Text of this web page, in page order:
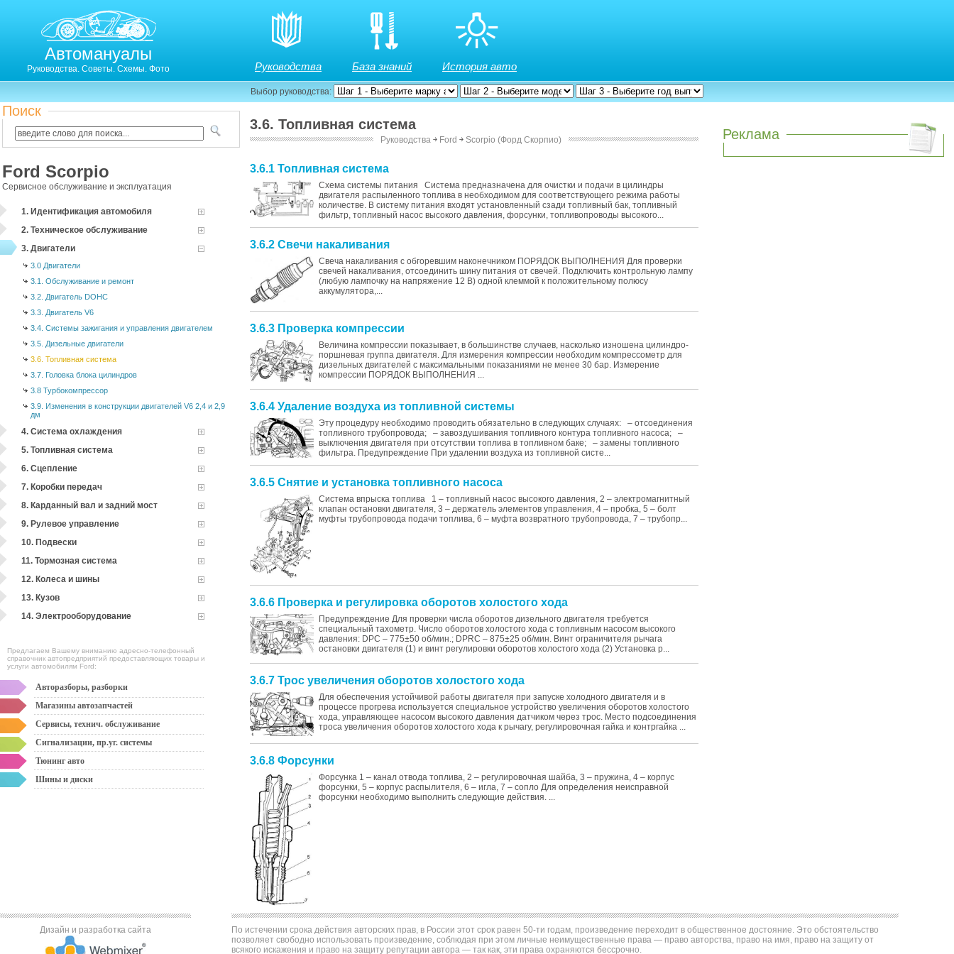
Автомануалы
Руководства. Советы. Схемы. Фото Руководства База знаний История авто
Выбор руководства:
Поиск
Ford Scorpio
Сервисное обслуживание и эксплуатация
1. Идентификация автомобиля
2. Техническое обслуживание
3. Двигатели
3.0 Двигатели
3.1. Обслуживание и ремонт
3.2. Двигатель DOHC
3.3. Двигатель V6
3.4. Системы зажигания и управления двигателем
3.5. Дизельные двигатели
3.6. Топливная система
3.7. Головка блока цилиндров
3.8 Турбокомпрессор
3.9. Изменения в конструкции двигателей V6 2,4 и 2,9
дм
4. Система охлаждения
5. Топливная система
6. Сцепление
7. Коробки передач
8. Карданный вал и задний мост
9. Рулевое управление
10. Подвески
11. Тормозная система
12. Колеса и шины
13. Кузов
14. Электрооборудование
Предлагаем Вашему вниманию адресно-телефонный
справочник автопредприятий предоставляющих товары и
услуги автомобилям Ford:
Авторазборы, разборки
Магазины автозапчастей
Сервисы, технич. обслуживание
Сигнализации, пр.уг. системы
Тюнинг авто
Шины и диски
3.6. Топливная система
Руководства ￫ Ford ￫ Scorpio (Форд Скорпио)
3.6.1 Топливная система
Схема системы питания Система предназначена для очистки и подачи в цилиндры
двигателя распыленного топлива в необходимом для соответствующего режима работы
количестве. В систему питания входят установленный сзади топливный бак, топливный
фильтр, топливный насос высокого давления, форсунки, топливопроводы высокого...
3.6.2 Свечи накаливания
Свеча накаливания с обгоревшим наконечником ПОРЯДОК ВЫПОЛНЕНИЯ Для проверки
свечей накаливания, отсоединить шину питания от свечей. Подключить контрольную лампу
(любую лампочку на напряжение 12 В) одной клеммой к положительному полюсу
аккумулятора,...
3.6.3 Проверка компрессии
Величина компрессии показывает, в большинстве случаев, насколько изношена цилиндро-
поршневая группа двигателя. Для измерения компрессии необходим компрессометр для
дизельных двигателей с максимальными показаниями не менее 30 бар. Измерение
компрессии ПОРЯДОК ВЫПОЛНЕНИЯ ...
3.6.4 Удаление воздуха из топливной системы
Эту процедуру необходимо проводить обязательно в следующих случаях: – отсоединения
топливного трубопровода; – завоздушивания топливного контура топливного насоса; –
выключения двигателя при отсутствии топлива в топливном баке; – замены топливного
фильтра. Предупреждение При удалении воздуха из топливной систе...
3.6.5 Снятие и установка топливного насоса
Система впрыска топлива 1 – топливный насос высокого давления, 2 – электромагнитный
клапан остановки двигателя, 3 – держатель элементов управления, 4 – пробка, 5 – болт
муфты трубопровода подачи топлива, 6 – муфта возвратного трубопровода, 7 – трубопр...
3.6.6 Проверка и регулировка оборотов холостого хода
Предупреждение Для проверки числа оборотов дизельного двигателя требуется
специальный тахометр. Число оборотов холостого хода с топливным насосом высокого
давления: DPC – 775±50 об/мин.; DPRC – 875±25 об/мин. Винт ограничителя рычага
остановки двигателя (1) и винт регулировки оборотов холостого хода (2) Установка р...
3.6.7 Трос увеличения оборотов холостого хода
Для обеспечения устойчивой работы двигателя при запуске холодного двигателя и в
процессе прогрева используется специальное устройство увеличения оборотов холостого
хода, управляющее насосом высокого давления датчиком через трос. Место подсоединения
троса увеличения оборотов холостого хода к рычагу, регулировочная гайка и контргайка ...
3.6.8 Форсунки
Форсунка 1 – канал отвода топлива, 2 – регулировочная шайба, 3 – пружина, 4 – корпус
форсунки, 5 – корпус распылителя, 6 – игла, 7 – сопло Для определения неисправной
форсунки необходимо выполнить следующие действия. ...
Реклама
Дизайн и разработка сайта
По истечении срока действия авторских прав, в России этот срок равен 50-ти годам, произведение переходит в общественное достояние. Это обстоятельство
позволяет свободно использовать произведение, соблюдая при этом личные неимущественные права — право авторства, право на имя, право на защиту от
всякого искажения и право на защиту репутации автора — так как, эти права охраняются бессрочно.